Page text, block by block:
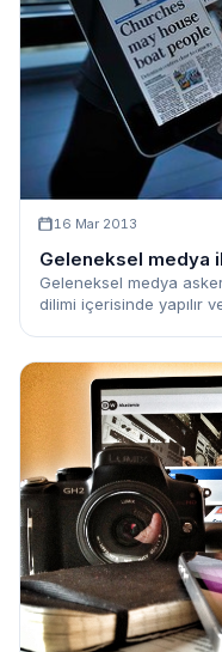
16 Mar 2013
Geleneksel medya
Geleneksel medya
dilimi içerisinde yapılır